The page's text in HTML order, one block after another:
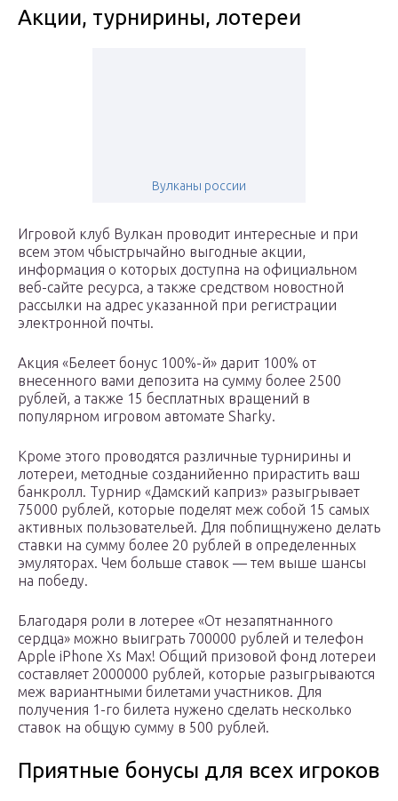
Акции, турнирины, лотереи
Вулканы россии
Игровой клуб Вулкан проводит интересные и при
всем этом чбыстрычайно выгодные акции,
информация о которых доступна на официальном
веб-сайте ресурса, а также средством новостной
рассылки на адрес указанной при регистрации
электронной почты.
Акция «Белеет бонус 100%-й» дарит 100% от
внесенного вами депозита на сумму более 2500
рублей, а также 15 бесплатных вращений в
популярном игровом автомате Sharky.
Кроме этого проводятся различные турнирины и
лотереи, методные созданийенно прирастить ваш
банкролл. Турнир «Дамский каприз» разыгрывает
75000 рублей, которые поделят меж собой 15 самых
активных пользовательей. Для побпищнужено делать
ставки на сумму более 20 рублей в определенных
эмуляторах. Чем больше ставок — тем выше шансы
на победу.
Благодаря роли в лотерее «От незапятнанного
сердца» можно выиграть 700000 рублей и телефон
Apple iPhone Xs Max! Общий призовой фонд лотереи
составляет 2000000 рублей, которые разыгрываются
меж вариантными билетами участников. Для
получения 1-го билета нужено сделать несколько
ставок на общую сумму в 500 рублей.
Приятные бонусы для всех игроков